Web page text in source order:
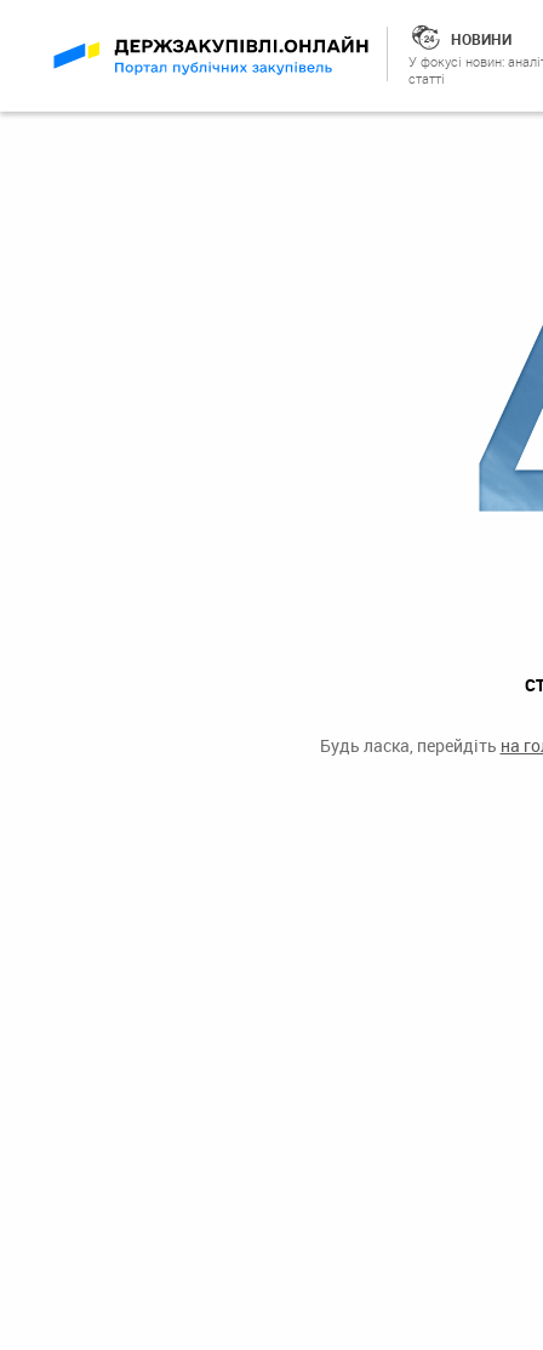
НОВИНИ
У фокусі новин:
статті
Будь ласка, перейдіть на